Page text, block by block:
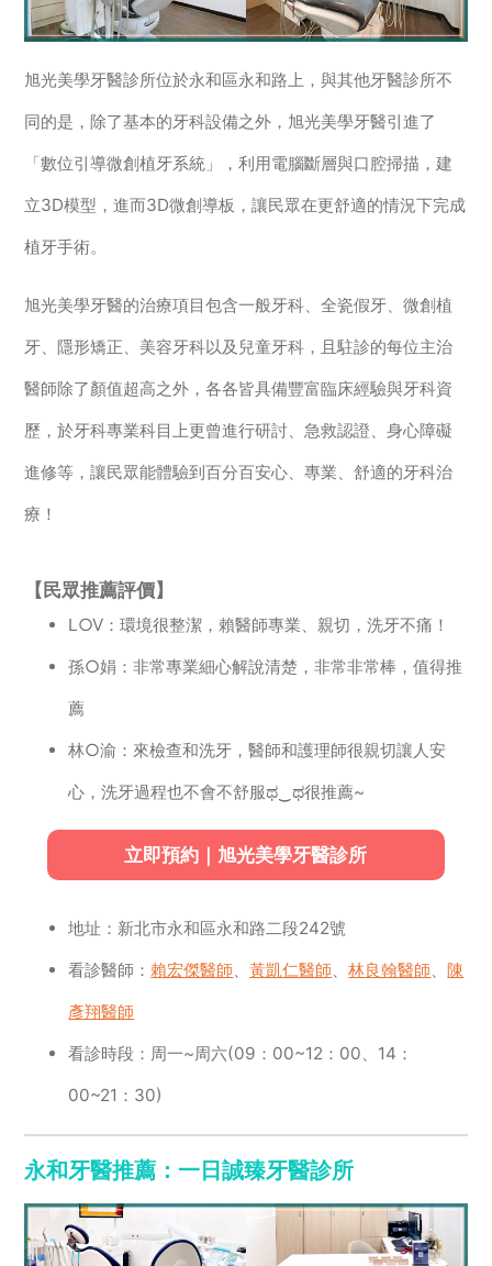
旭光美學牙醫診所位於永和區永和路上，與其他牙醫診所不
同的是，除了基本的牙科設備之外，旭光美學牙醫引進了
「數位引導微創植牙系統」，利用電腦斷層與口腔掃描，建
立3D模型，進而3D微創導板，讓民眾在更舒適的情況下完成
植牙手術。
旭光美學牙醫的治療項目包含一般牙科、全瓷假牙、微創植
牙、隱形矯正、美容牙科以及兒童牙科，且駐診的每位主治
醫師除了顏值超高之外，各各皆具備豐富臨床經驗與牙科資
歷，於牙科專業科目上更曾進行研討、急救認證、身心障礙
進修等，讓民眾能體驗到百分百安心、專業、舒適的牙科治
療！
【民眾推薦評價】
L○V：環境很整潔，賴醫師專業、親切，洗牙不痛！
孫○娟：非常專業細心解說清楚，非常非常棒，值得推
薦
林○渝：來檢查和洗牙，醫師和護理師很親切讓人安
心，洗牙過程也不會不舒服ಥ‿ಥ很推薦~
立即預約｜旭光美學牙醫診所
地址：新北市永和區永和路二段242號
看診醫師：賴宏傑醫師、黃凱仁醫師、林良翰醫師、 陳
彥翔醫師
看診時段：周一~周六(09：00~12：00、14：
00~21：30)
永和牙醫推薦：一日誠臻牙醫診所